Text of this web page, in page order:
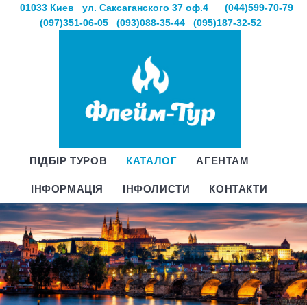
01033 Киев ул. Саксаганского 37 оф.4
(044)599-70-79
(097)351-06-05
(093)088-35-44 (095)187-32-52
ПІДБІР ТУРОВ КАТАЛОГ АГЕНТАМ
ІНФОРМАЦІЯ ІНФОЛИСТИ КОНТАКТИ